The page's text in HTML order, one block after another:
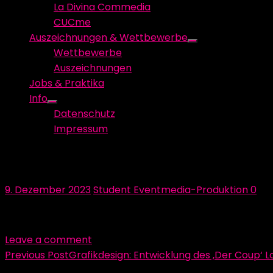
La Divina Commedia
CUCme
Auszeichnungen & Wettbewerbe
Show
Wettbewerbe
Auszeichnungen
Jobs & Praktika
Info
Show
sub
menu
Datenschutz
Impressum
Posted
9. Dezember 2023Author
Student Eventmedia-Produktion0
Leave a comment
Beitragsnavigation
Previous PostGrafikdesign: Entwicklung des ‚Der Coup‘